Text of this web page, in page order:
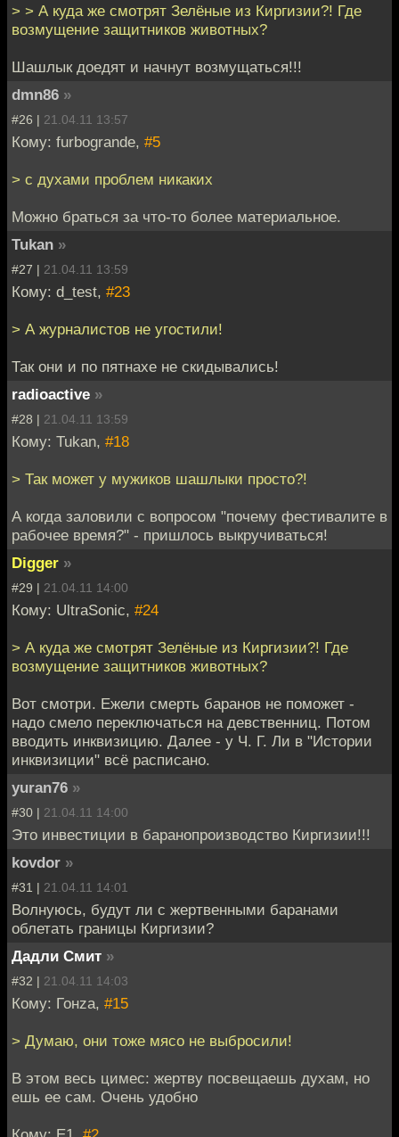
> > А куда же смотрят Зелёные из Киргизии?! Где
возмущение защитников животных?
Шашлык доедят и начнут возмущаться!!!
dmn86 »
#26 | 21.04.11 13:57
Кому: furbogrande, #5
> с духами проблем никаких
Можно браться за что-то более материальное.
Tukan »
#27 | 21.04.11 13:59
Кому: d_test, #23
> А журналистов не угостили!
Так они и по пятнахе не скидывались!
radioactive »
#28 | 21.04.11 13:59
Кому: Tukan, #18
> Так может у мужиков шашлыки просто?!
А когда заловили с вопросом "почему фестивалите в
рабочее время?" - пришлось выкручиваться!
Digger »
#29 | 21.04.11 14:00
Кому: UltraSonic, #24
> А куда же смотрят Зелёные из Киргизии?! Где
возмущение защитников животных?
Вот смотри. Ежели смерть баранов не поможет -
надо смело переключаться на девственниц. Потом
вводить инквизицию. Далее - у Ч. Г. Ли в "Истории
инквизиции" всё расписано.
yuran76 »
#30 | 21.04.11 14:00
Это инвестиции в баранопроизводство Киргизии!!!
kovdor »
#31 | 21.04.11 14:01
Волнуюсь, будут ли с жертвенными баранами
облетать границы Киргизии?
Дадли Смит »
#32 | 21.04.11 14:03
Кому: Гонzа, #15
> Думаю, они тоже мясо не выбросили!
В этом весь цимес: жертву посвещаешь духам, но
ешь ее сам. Очень удобно